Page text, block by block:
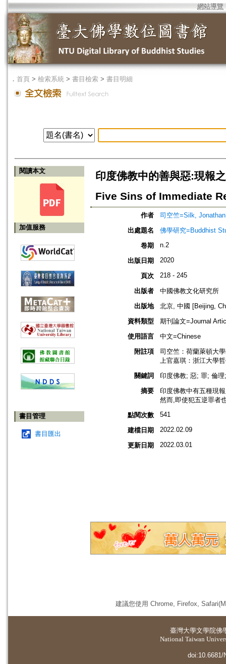
網站導覽
． 首頁 > 檢索系統 > 書目檢索 > 書目明細
閱讀本文
加值服務
書目管理
書目匯出
印度佛教中的善與惡:現報
Five Sins of Immediate
作者
司空竺=Silk,
出處題名
佛學研究=Buddhist
卷期
n.2
出版日期 2020
頁次 218 - 245
出版者
中國佛教文化研究所
出版地
北京, 中國 [Beijing,
資料類型
期刊論文=Journal
使用語言
中文=Chinese
附註項
司空竺：荷蘭萊頓大
上官嘉琪：浙江大學
關鍵詞
印度佛教; 惡; 罪; 倫
摘要
印度佛教中有五種現
然而,即使犯五逆罪者
點閱次數
541
建檔日期 2022.02.09
更新日期 2022.03.01
建議您使用 Chrome, Firefox,
臺灣大學文學院佛
National Taiwan
doi:10.6681/